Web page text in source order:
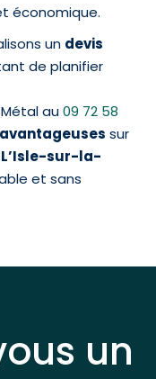
économique.
un devis
de planifier
au 09 72 58
sur
L’Isle-sur-la-
et sans
un